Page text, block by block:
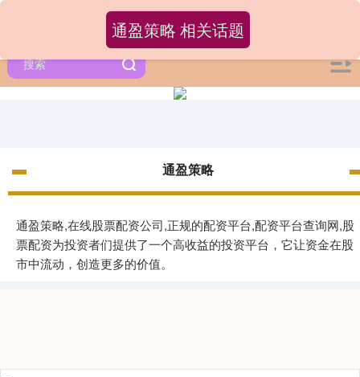
通盈策略
通盈策略,在线股票配资公司,正规的配资平台,配资平台查询网,股
票配资为投资者们提供了一个高收益的投资平台，它让资金在股
市中流动，创造更多的价值。
通盈策略 相关话题